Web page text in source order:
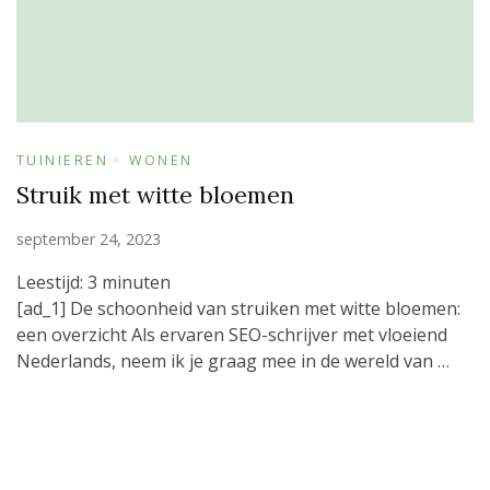
TUINIEREN WONEN
Struik met witte bloemen
september 24, 2023
Leestijd: 3 minuten
[ad_1] De schoonheid van struiken met witte bloemen:
een overzicht Als ervaren SEO-schrijver met vloeiend
Nederlands, neem ik je graag mee in de wereld van …